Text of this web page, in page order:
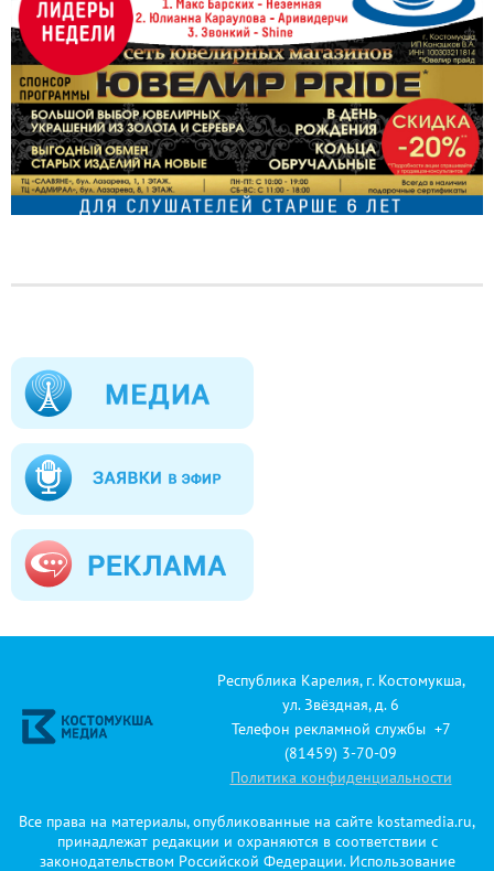
Республика Карелия, г. Костомукша,
ул. Звёздная, д. 6
Телефон рекламной службы +7
(81459) 3-70-09
Политика конфиденциальности
Все права на материалы, опубликованные на сайте kostamedia.ru,
принадлежат редакции и охраняются в соответствии с
законодательством Российской Федерации. Использование